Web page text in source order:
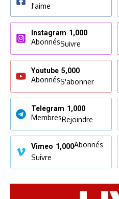
J'aime
Instagram 1,000
AbonnésSuivre
Youtube 5,000
AbonnésS'abonner
Telegram 1,000
MembresRejoindre
Vimeo 1,000Abonnés
Suivre